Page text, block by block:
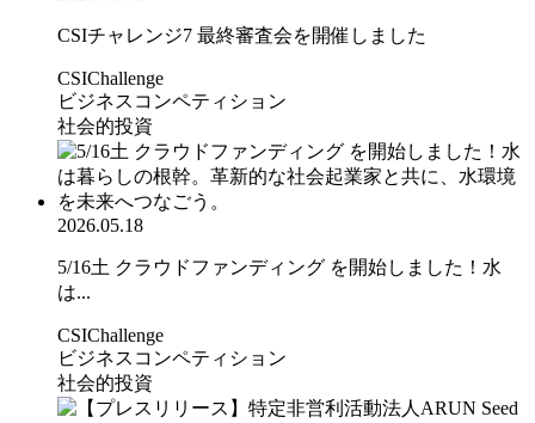
CSIチャレンジ7 最終審査会を開催しました
CSIChallenge
ビジネスコンペティション
社会的投資
2026.05.18
5/16土 クラウドファンディング を開始しました！水
は...
CSIChallenge
ビジネスコンペティション
社会的投資